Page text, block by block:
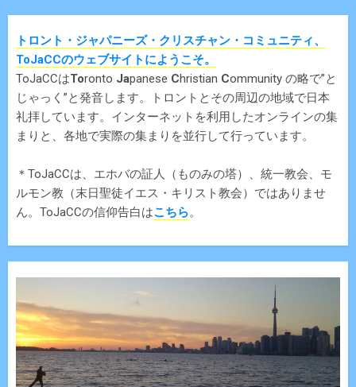
トロント・ジャパニーズ・クリスチャン・コミュニティ、
ToJaCCのウェブサイトにようこそ。
ToJaCCはToronto Japanese Christian Community の略で”と
じゃっく”と発音します。トロントとその周辺の地域で日本
礼拝しています。インターネットを利用したオンラインの集
まりと、各地で実際の集まりを並行して行っています。
＊ToJaCCは、エホバの証人（ものみの塔）、統一教会、モ
ルモン教（末日聖徒イエス・キリスト教会）ではありませ
ん。ToJaCCの信仰告白はこちら。